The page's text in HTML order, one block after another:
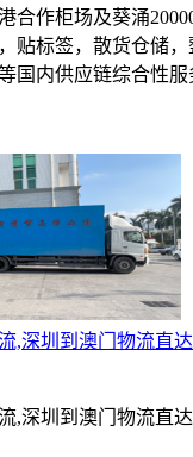
合作柜场及葵涌
贴标签，散货仓储
国内供应链综合性服
,深圳到澳门物流直
,深圳到澳门物流直